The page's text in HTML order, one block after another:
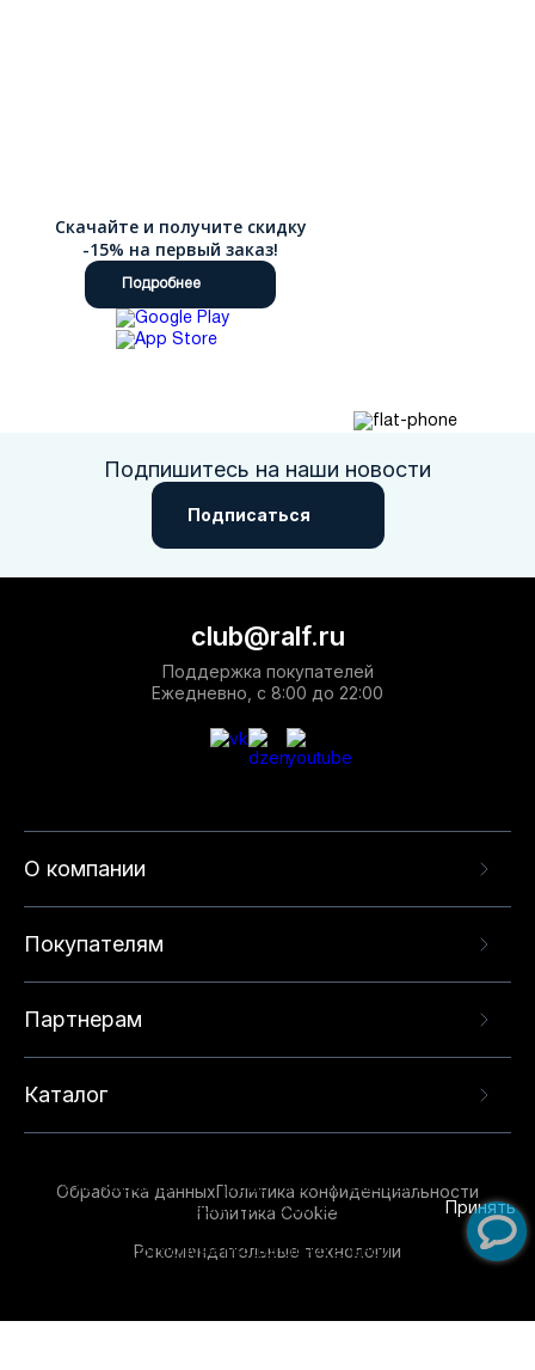
Скачайте и получите скидку
-15% на первый заказ!
Подробнее
Подпишитесь на наши новости
Подписаться
О компании
Покупателям
Партнерам
Каталог
club@ralf.ru
Поддержка покупателей
Ежедневно, с 8:00 до 22:00
Обработка данныхПолитика конфиденциальности
Политика Cookie
Рекомендательные технологии
опыта на нашем сайте. Продолжая использовать
данный сайт, вы соглашаетесь с использованием
технологий. Для получения дополнительной
Принять